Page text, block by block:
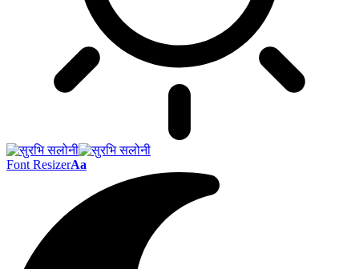
Font ResizerAa